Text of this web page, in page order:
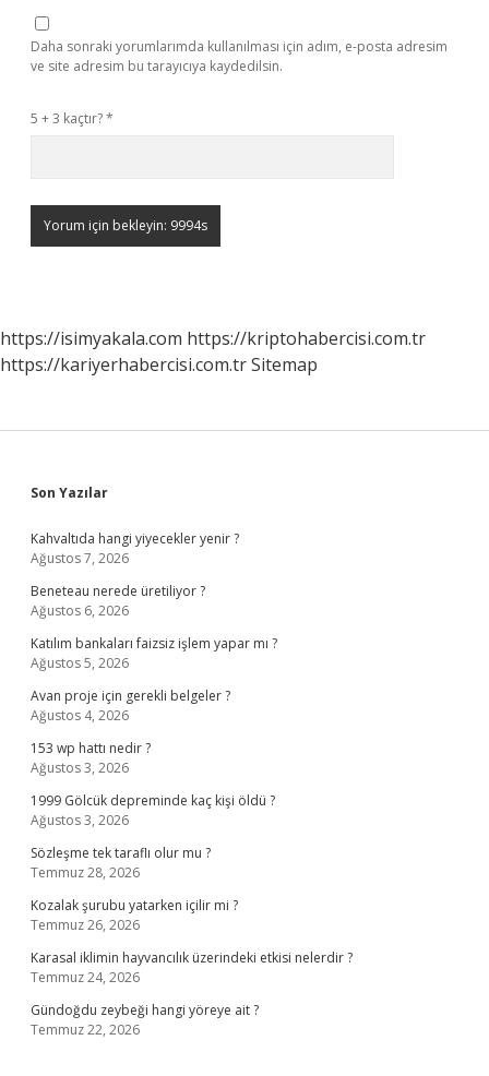
Daha sonraki yorumlarımda kullanılması için adım, e-posta adresim
ve site adresim bu tarayıcıya kaydedilsin.
5 + 3 kaçtır?*
https://isimyakala.com https://kriptohabercisi.com.tr
https://kariyerhabercisi.com.trSitemap
Sidebar
Son Yazılar
Kahvaltıda hangi yiyecekler yenir ?
Ağustos 7, 2026
Beneteau nerede üretiliyor ?
Ağustos 6, 2026
Katılım bankaları faizsiz işlem yapar mı ?
Ağustos 5, 2026
Avan proje için gerekli belgeler ?
Ağustos 4, 2026
153 wp hattı nedir ?
Ağustos 3, 2026
1999 Gölcük depreminde kaç kişi öldü ?
Ağustos 3, 2026
Sözleşme tek taraflı olur mu ?
Temmuz 28, 2026
Kozalak şurubu yatarken içilir mi ?
Temmuz 26, 2026
Karasal iklimin hayvancılık üzerindeki etkisi nelerdir ?
Temmuz 24, 2026
Gündoğdu zeybeği hangi yöreye ait ?
Temmuz 22, 2026